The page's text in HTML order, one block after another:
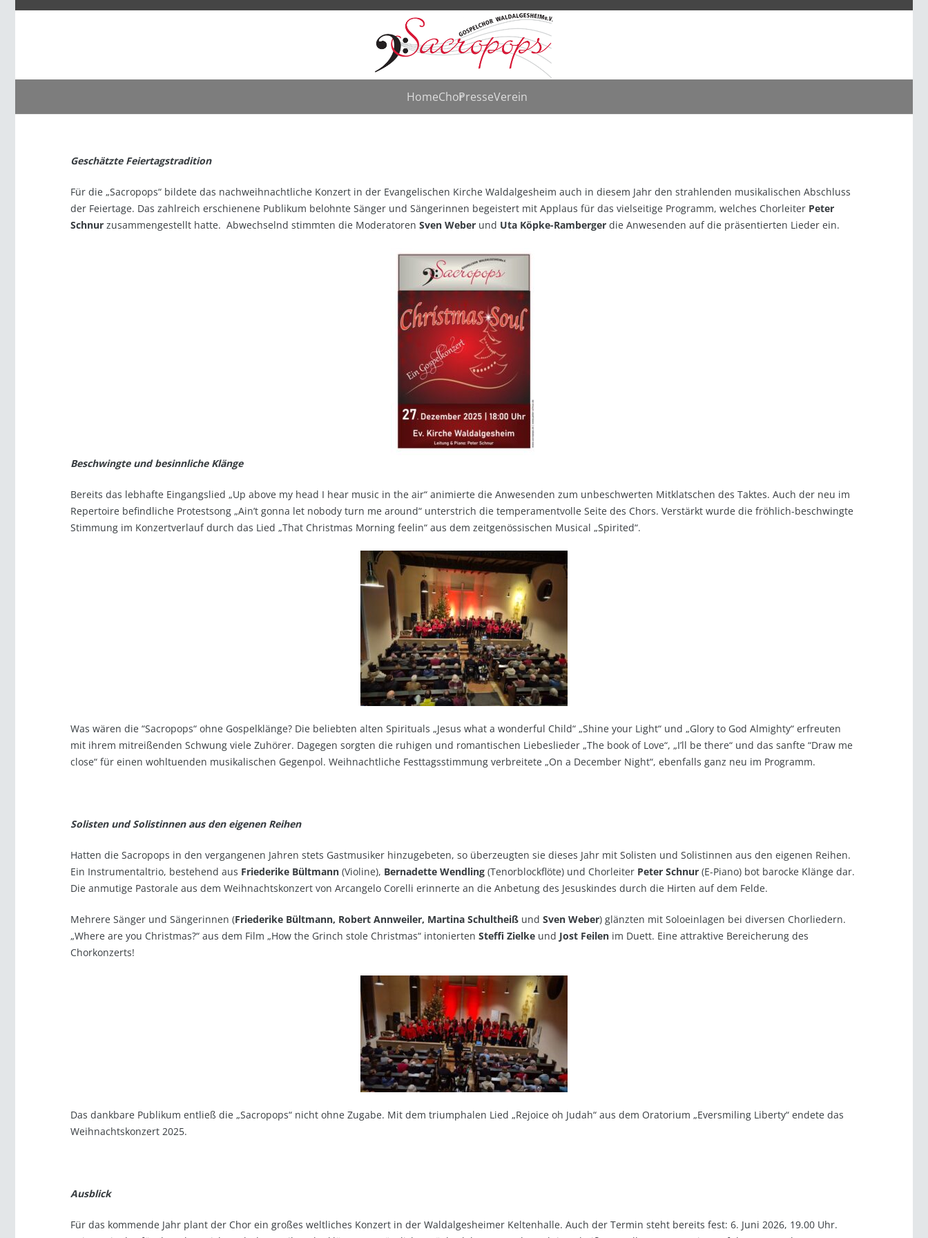
HomeChorPresseVerein
Geschätzte Feiertagstradition
Für die „Sacropops“ bildete das nachweihnachtliche Konzert in der Evangelischen Kirche Waldalgesheim auch in diesem Jahr den strahlenden musikalischen Abschluss
der Feiertage. Das zahlreich erschienene Publikum belohnte Sänger und Sängerinnen begeistert mit Applaus für das vielseitige Programm, welches Chorleiter Peter
Schnur zusammengestellt hatte. Abwechselnd stimmten die Moderatoren Sven Weber und Uta Köpke-Ramberger die Anwesenden auf die präsentierten Lieder ein.
Beschwingte und besinnliche Klänge
Bereits das lebhafte Eingangslied „Up above my head I hear music in the air“ animierte die Anwesenden zum unbeschwerten Mitklatschen des Taktes. Auch der neu im
Repertoire befindliche Protestsong „Ain’t gonna let nobody turn me around“ unterstrich die temperamentvolle Seite des Chors. Verstärkt wurde die fröhlich-beschwingte
Stimmung im Konzertverlauf durch das Lied „That Christmas Morning feelin“ aus dem zeitgenössischen Musical „Spirited“.
Was wären die “Sacropops“ ohne Gospelklänge? Die beliebten alten Spirituals „Jesus what a wonderful Child“ „Shine your Light“ und „Glory to God Almighty“ erfreuten
mit ihrem mitreißenden Schwung viele Zuhörer. Dagegen sorgten die ruhigen und romantischen Liebeslieder „The book of Love“, „I’ll be there“ und das sanfte “Draw me
close“ für einen wohltuenden musikalischen Gegenpol. Weihnachtliche Festtagsstimmung verbreitete „On a December Night“, ebenfalls ganz neu im Programm.
Solisten und Solistinnen aus den eigenen Reihen
Hatten die Sacropops in den vergangenen Jahren stets Gastmusiker hinzugebeten, so überzeugten sie dieses Jahr mit Solisten und Solistinnen aus den eigenen Reihen.
Ein Instrumentaltrio, bestehend aus Friederike Bültmann (Violine), Bernadette Wendling (Tenorblockflöte) und Chorleiter Peter Schnur (E-Piano) bot barocke Klänge dar.
Die anmutige Pastorale aus dem Weihnachtskonzert von Arcangelo Corelli erinnerte an die Anbetung des Jesuskindes durch die Hirten auf dem Felde.
Mehrere Sänger und Sängerinnen (Friederike Bültmann, Robert Annweiler, Martina Schultheiß und Sven Weber) glänzten mit Soloeinlagen bei diversen Chorliedern.
„Where are you Christmas?“ aus dem Film „How the Grinch stole Christmas“ intonierten Steffi Zielke und Jost Feilen im Duett. Eine attraktive Bereicherung des
Chorkonzerts!
Das dankbare Publikum entließ die „Sacropops“ nicht ohne Zugabe. Mit dem triumphalen Lied „Rejoice oh Judah“ aus dem Oratorium „Eversmiling Liberty“ endete das
Weihnachtskonzert 2025.
Ausblick
Für das kommende Jahr plant der Chor ein großes weltliches Konzert in der Waldalgesheimer Keltenhalle. Auch der Termin steht bereits fest: 6. Juni 2026, 19.00 Uhr.